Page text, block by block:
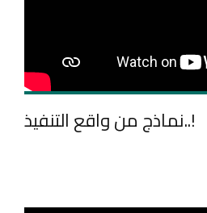
نماذج من واقع التنفيذ..!